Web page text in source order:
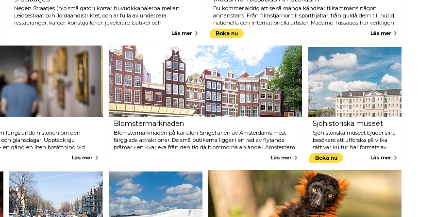
Negen Straatjes (nio små gator) korsar huvudkkanalerna mellan
Leidsestraat och Jordaandistriktet, och är fulla av underbara
restauranger, kaféer, konstgallerier, juvelerare, butiker och
vintageaffärer. Med en exceptionell blandning av stiler, trender och
Läs mer
Du kommer aldrig att se så många kändisar tillsammans någon
annanstans. Från filmstjärnor till sporthjältar, från guldåldern till nutid,
nationella och internationella artister, Madame Tussauds har verkligen
något för alla. Vem skulle du vilja träffa? Letar du efter något mer att
göra för att fylla din dag i Amsterdam? Boka då en kombinationsbiljett
med ett besök på The Amsterdam Dungeon.
Boka nu Läs mer
fängslande historien om den
glansdagar. Upptäck sju
en gång en liten bosättning vid
stadens invånare skapar. För
värd för utställningen
gräver sig djupare ner i den
Läs mer
Blomstermarknaden
Blomstermarknaden på kanalen Singel är en av Amsterdams mest
färgglada attraktioner. De små butikerna ligger i en rad av flytande
pråmar - en kvarleva från den tid då blommorna anlände i Amsterdam
varje dag från landsbygden med båt. På blomstermarknaden hittar du
hemma. Om du planerar att köpa lökar för att ta med dig ut ur landet,
bör du kontrollera att de har en tullstämpel på paketet så att du inte
stöter på på problem vid gränsen!
Läs mer
Sjöhistoriska museet
Sjöhistoriska museet bjuder sina
besökare att utforska på vilka
sätt vår kultur har formats av
havet. Detta kan ses och
upplevas under de förklarande,
stimulerande och inspirerande
utställningarna och
föreställningarna. Byggnaden
har nyligen renoverats och
moderniserats, nu gården är nu
täckt av ett glastak. De öppna
ytorna gör att du lätt hittar din
Boka nu Läs mer